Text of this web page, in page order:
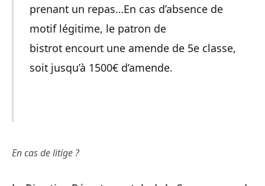
prenant un repas…En cas d’absence de
motif légitime, le patron de
bistrot encourt une amende de 5e classe,
soit jusqu’à 1500€ d’amende.
En cas de litige ?